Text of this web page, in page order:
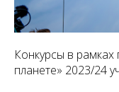
Конкурсы в
планете» 2023/24